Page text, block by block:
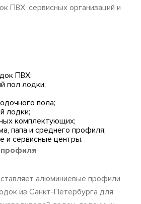
ПВХ, сервисных организаций и
ПВХ;
пол лодки;
пола;
лодки;
комплектующих;
папа и среднего профиля;
и сервисные центры.
алюминиевые профили
из Санкт-Петербурга для